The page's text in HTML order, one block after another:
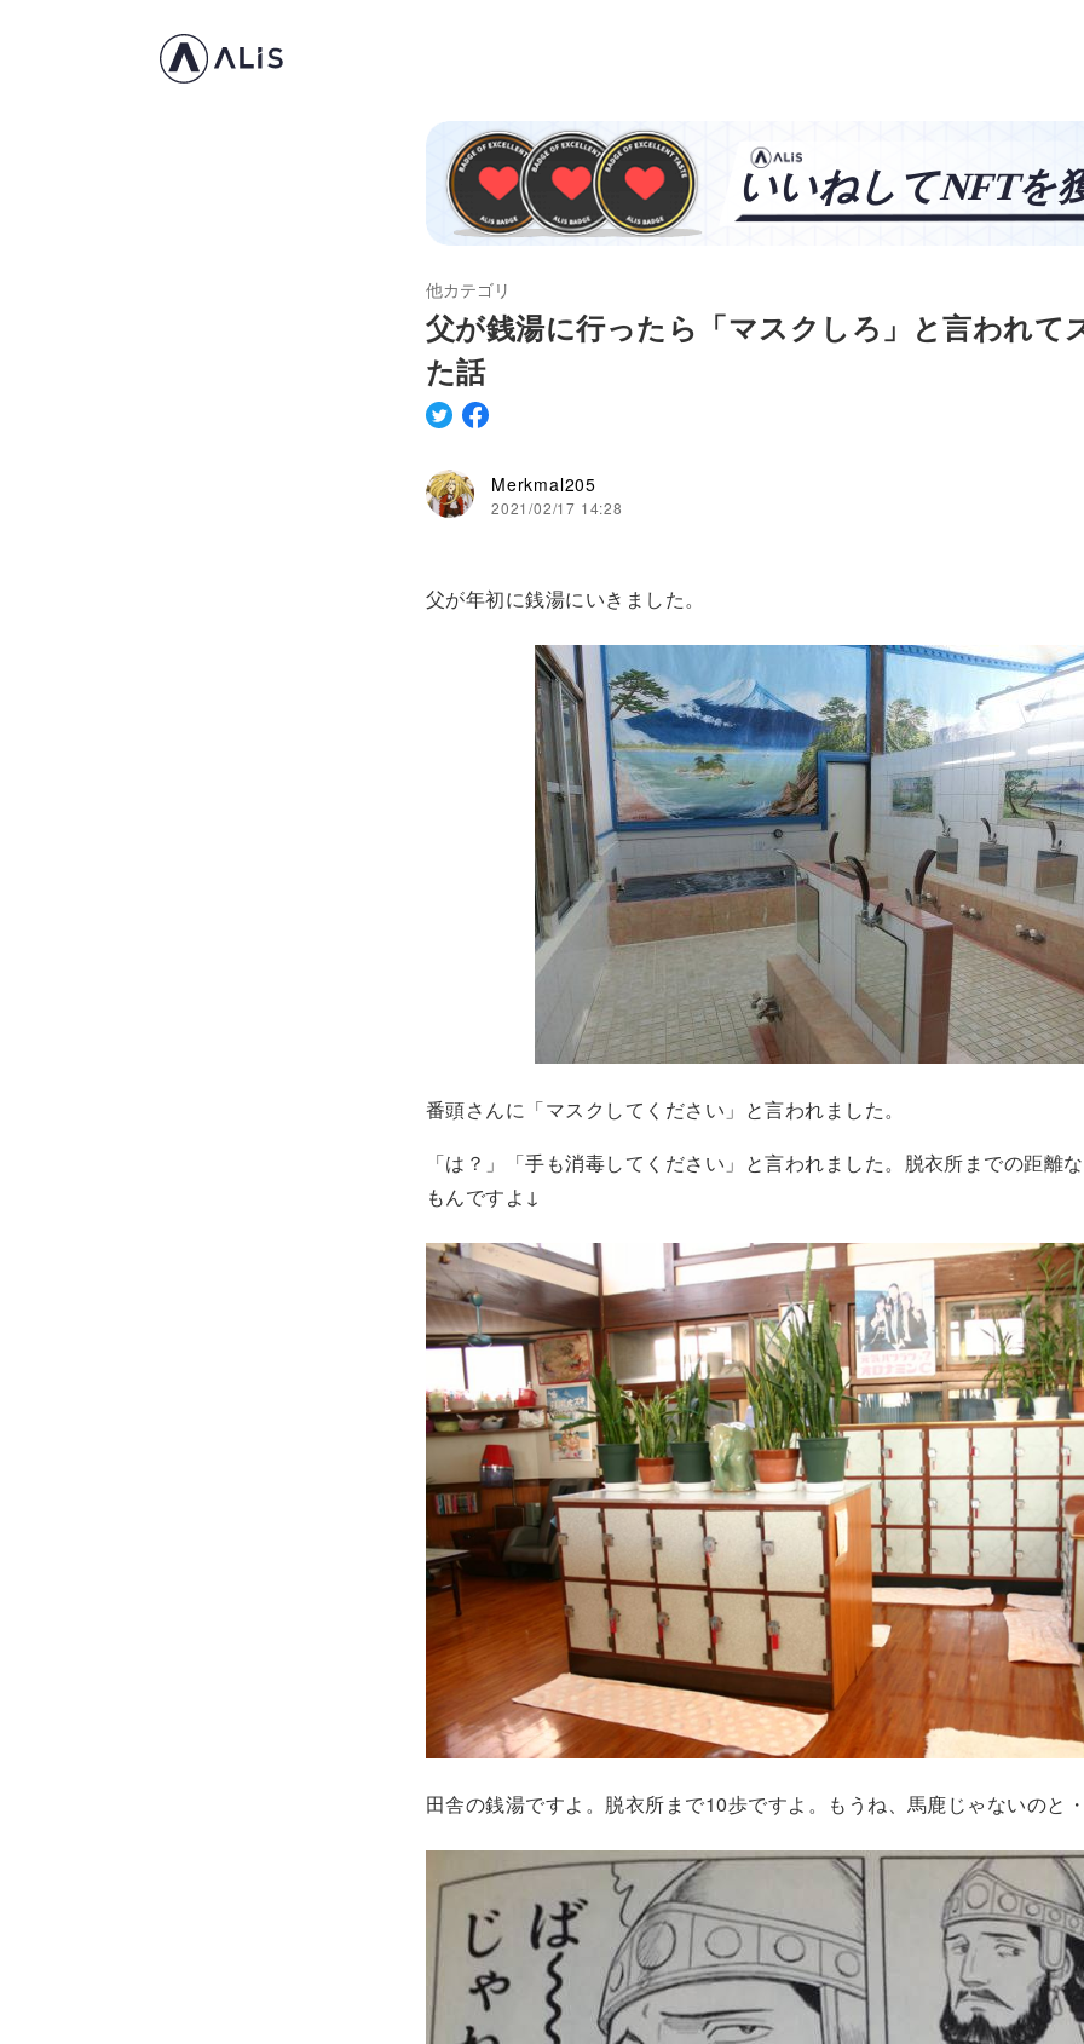
他カテゴリ
父が銭湯に行ったら「マスクしろ」と言われて
た話
Merkmal205
2021/02/17 14:28
父が年初に銭湯にいきました。
番頭さんに「マスクしてください」と言われました。
「は？」「手も消毒してください」と言われました。脱衣所までの距離
もんですよ↓
田舎の銭湯ですよ。脱衣所まで10歩ですよ。もうね、馬鹿じゃないのと